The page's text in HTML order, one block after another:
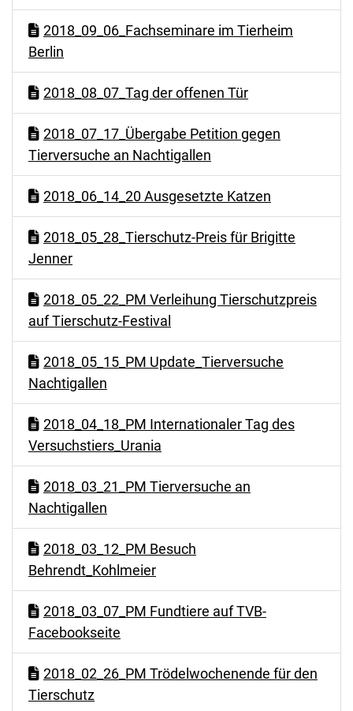
2018_09_06_Fachseminare im Tierheim
Berlin
2018_08_07_Tag der offenen Tür
2018_07_17_Übergabe Petition gegen
Tierversuche an Nachtigallen
2018_06_14_20 Ausgesetzte Katzen
2018_05_28_Tierschutz-Preis für Brigitte
Jenner
2018_05_22_PM Verleihung Tierschutzpreis
auf Tierschutz-Festival
2018_05_15_PM Update_Tierversuche
Nachtigallen
2018_04_18_PM Internationaler Tag des
Versuchstiers_Urania
2018_03_21_PM Tierversuche an
Nachtigallen
2018_03_12_PM Besuch
Behrendt_Kohlmeier
2018_03_07_PM Fundtiere auf TVB-
Facebookseite
2018_02_26_PM Trödelwochenende für den
Tierschutz